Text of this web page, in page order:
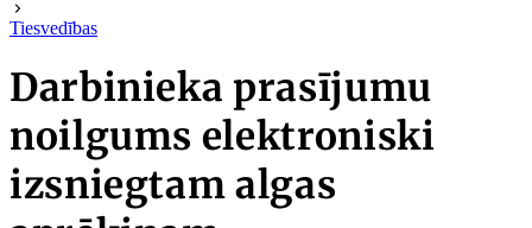
Tiesvedības
Darbinieka prasījumu
noilgums elektroniski
izsniegtam algas